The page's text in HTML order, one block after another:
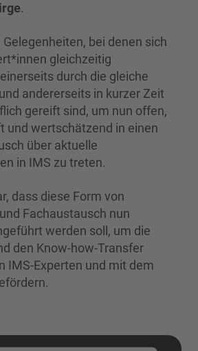
.
bei denen sich
gleichzeitig
durch die gleiche
andererseits in kurzer Zeit
gereift sind, um nun offen,
und wertschätzend in einen
über aktuelle
in IMS zu treten.
dass diese Form von
Fachaustausch nun
werden soll, um die
den Know-how-Transfer
IMS-Experten und mit dem